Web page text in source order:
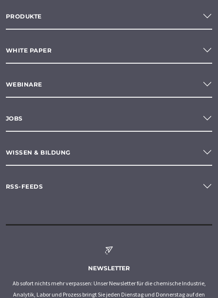
PRODUKTE
WHITE PAPER
WEBINARE
JOBS
WISSEN & BILDUNG
RSS-FEEDS
NEWSLETTER
Ab sofort nichts mehr verpassen: Unser Newsletter für die chemische Industrie,
Analytik, Labor und Prozess bringt Sie jeden Dienstag und Donnerstag auf den